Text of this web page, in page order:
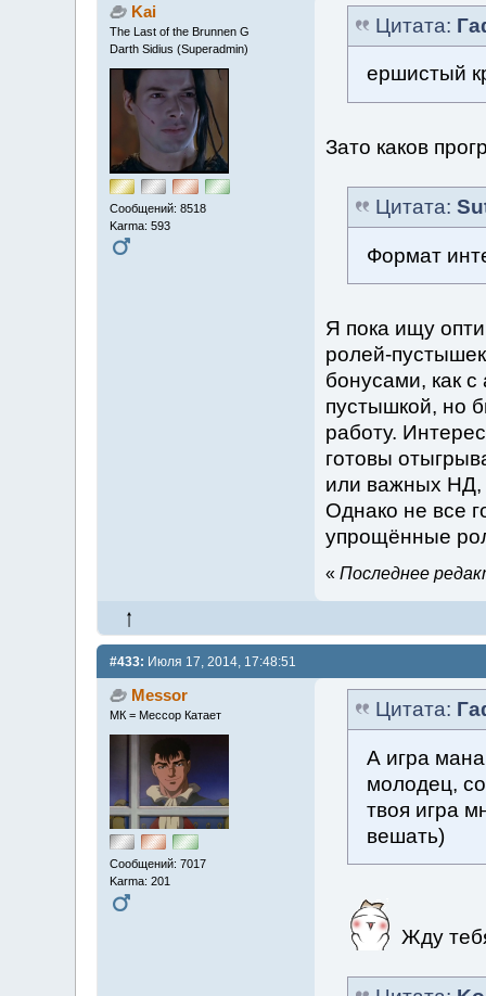
Kai
The Last of the Brunnen G
Darth Sidius (Superadmin)
Сообщений: 8518
Karma: 593
Цитата:
ершистый
Зато каков
Цитата:
Формат
Я пока ищу
ролей-
бонусами, как
пустышкой, но
работу.
готовы
или важных НД,
Однако не все
упрощённые
« Последнее
#433: Июля 17, 2014, 17:48:51
Messor
МК = Мессор Катает
Сообщений: 7017
Karma: 201
Цитата:
А игра
молодец,
твоя игра
вешать)
Жду